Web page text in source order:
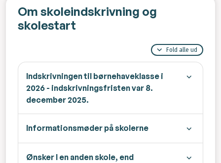
Om skoleindskrivning og
skolestart
Fold alle ud
Indskrivningen til børnehaveklasse i
2026 - indskrivningsfristen var 8.
december 2025.
Informationsmøder på skolerne
Ønsker I en anden skole, end